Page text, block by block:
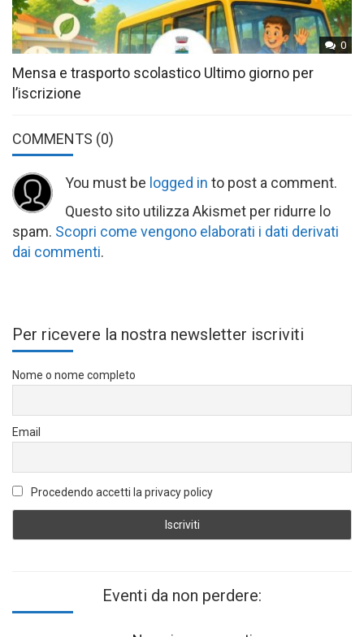
0
Mensa e trasporto scolastico Ultimo giorno per
l’iscrizione
COMMENTS (0)
You must be logged in to post a comment.
Questo sito utilizza Akismet per ridurre lo
spam. Scopri come vengono elaborati i dati derivati
dai commenti.
Per ricevere la nostra newsletter iscriviti
Nome o nome completo
Email
Procedendo accetti la privacy policy
Eventi da non perdere: